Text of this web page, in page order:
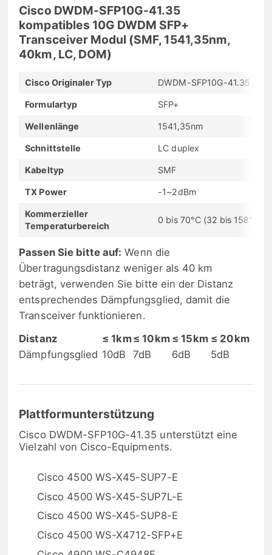
Cisco DWDM-SFP10G-41.35
kompatibles 10G DWDM SFP+
Transceiver Modul (SMF, 1541,35nm,
40km, LC, DOM)
Cisco Originaler Typ DWDM-SFP10G-41.35
Formulartyp SFP+
Wellenlänge 1541,35nm
Schnittstelle LC duplex
Kabeltyp SMF
TX Power -1~2dBm
Kommerzieller
Temperaturbereich
0 bis 70°C (32 bis 158°F)
Passen Sie bitte auf: Wenn die
Übertragungsdistanz weniger als 40 km
beträgt, verwenden Sie bitte ein der Distanz
entsprechendes Dämpfungsglied, damit die
Transceiver funktionieren.
Distanz
≤ 1km≤ 10km ≤ 15km ≤ 20km
Dämpfungsglied 10dB 7dB 6dB 5dB
Plattformunterstützung
Cisco DWDM-SFP10G-41.35 unterstützt eine
Vielzahl von Cisco-Equipments.
Cisco 4500 WS-X45-SUP7-E
Cisco 4500 WS-X45-SUP7L-E
Cisco 4500 WS-X45-SUP8-E
Cisco 4500 WS-X4712-SFP+E